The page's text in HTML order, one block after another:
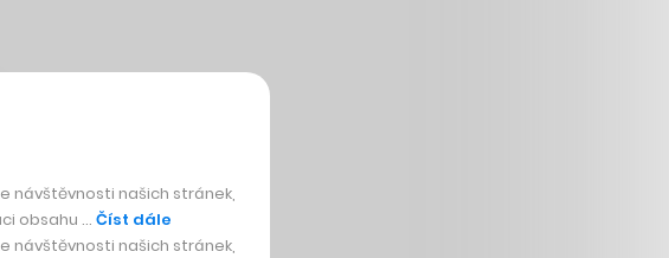
návštěvnosti našich stránek,
obsahu … Číst dále
návštěvnosti našich stránek,